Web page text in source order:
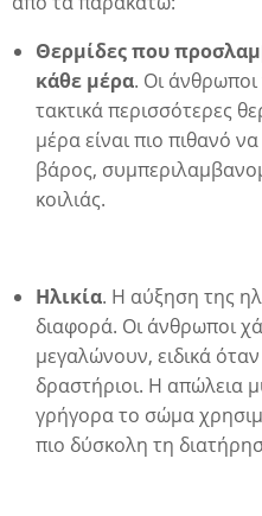
Θερμίδες που
κάθε μέρα. Οι
τακτικά περισσότερες
μέρα είναι πιο πιθανό
βάρος,
κοιλιάς.
Ηλικία. Η αύξηση της
διαφορά. Οι άνθρωποι
μεγαλώνουν, ειδικά
δραστήριοι. Η απώλεια
γρήγορα το σώμα
πιο δύσκολη τη